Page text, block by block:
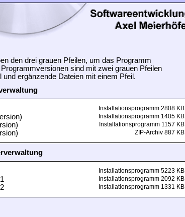
den drei grauen Pfeilen, um das Programm
sind mit zwei grauen Pfeilen
ergänzende Dateien mit einem Pfeil.
Installationsprogramm 2808 KB
Installationsprogramm 1405 KB
Installationsprogramm 1157 KB
ZIP-Archiv 887 KB
Installationsprogramm 5223 KB
Installationsprogramm 2092 KB
Installationsprogramm 1331 KB